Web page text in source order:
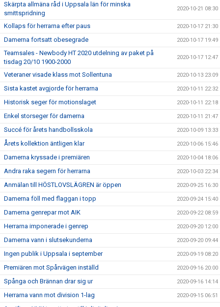
Skärpta allmäna råd i Uppsala län för minska
smittspridning
2020-10-21 08:30
Kollaps för herrarna efter paus 2020-10-17 21:30
Damerna fortsatt obesegrade 2020-10-17 19:49
Teamsales - Newbody HT 2020 utdelning av paket på
tisdag 20/10 1900-2000
2020-10-17 12:47
Veteraner visade klass mot Sollentuna 2020-10-13 23:09
Sista kastet avgjorde för herrarna 2020-10-11 22:32
Historisk seger för motionslaget 2020-10-11 22:18
Enkel storseger för damerna 2020-10-11 21:47
Succé för årets handbollsskola 2020-10-09 13:33
Årets kollektion äntligen klar 2020-10-06 15:46
Damerna kryssade i premiären 2020-10-04 18:06
Andra raka segern för herrarna 2020-10-03 22:34
Anmälan till HÖSTLOVSLÄGREN är öppen 2020-09-25 16:30
Damerna föll med flaggan i topp 2020-09-24 15:40
Damerna genrepar mot AIK 2020-09-22 08:59
Herrarna imponerade i genrep 2020-09-20 12:00
Damerna vann i slutsekunderna 2020-09-20 09:44
Ingen publik i Uppsala i september 2020-09-19 08:20
Premiären mot Spårvägen inställd 2020-09-16 20:00
Spånga och Brännan drar sig ur 2020-09-16 14:14
Herrarna vann mot division 1-lag 2020-09-15 06:51